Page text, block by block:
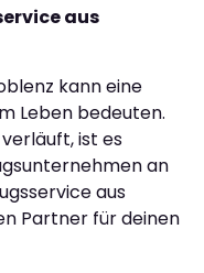
aus
kann eine
Leben bedeuten.
ist es
an
aus
Partner für deinen